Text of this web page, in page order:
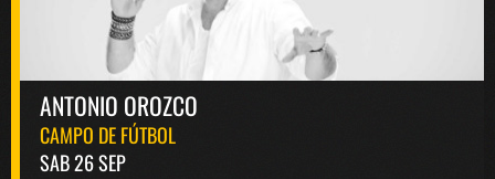
ANTONIO OROZCO
CAMPO DE FÚTBOL
SAB 26 SEP